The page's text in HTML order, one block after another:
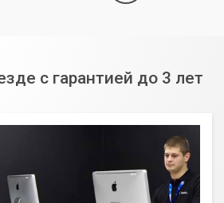
с гарантией до 3 лет